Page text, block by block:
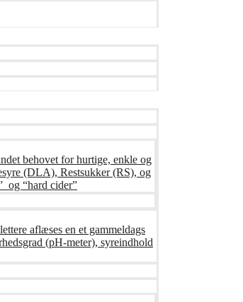
behovet for hurtige, enkle og
(DLA), Restsukker (RS), og
og “hard cider”
aflæses en et gammeldags
(pH-meter), syreindhold